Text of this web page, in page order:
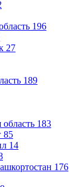
196
27
189
область 183
85
14
176